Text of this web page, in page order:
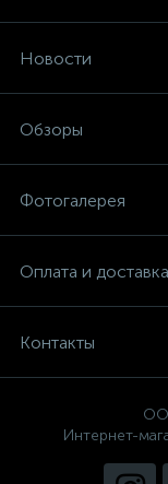
Новости
Обзоры
Фотогалерея
Оплата и доставка
Контакты
Интернет-